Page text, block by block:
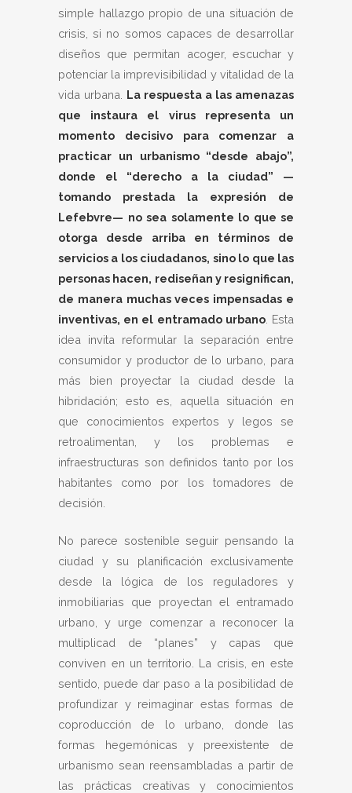
simple hallazgo propio de una situación de
crisis, si no somos capaces de desarrollar
diseños que permitan acoger, escuchar y
potenciar la imprevisibilidad y vitalidad de la
vida urbana. La respuesta a las amenazas
que instaura el virus representa un
momento decisivo para comenzar a
practicar un urbanismo “desde abajo”,
donde el “derecho a la ciudad” —
tomando prestada la expresión de
Lefebvre— no sea solamente lo que se
otorga desde arriba en términos de
servicios a los ciudadanos, sino lo que las
personas hacen, rediseñan y resignifican,
de manera muchas veces impensadas e
inventivas, en el entramado urbano. Esta
idea invita reformular la separación entre
consumidor y productor de lo urbano, para
más bien proyectar la ciudad desde la
hibridación; esto es, aquella situación en
que conocimientos expertos y legos se
retroalimentan, y los problemas e
infraestructuras son definidos tanto por los
habitantes como por los tomadores de
decisión.
No parece sostenible seguir pensando la
ciudad y su planificación exclusivamente
desde la lógica de los reguladores y
inmobiliarias que proyectan el entramado
urbano, y urge comenzar a reconocer la
multiplicad de “planes” y capas que
conviven en un territorio. La crisis, en este
sentido, puede dar paso a la posibilidad de
profundizar y reimaginar estas formas de
coproducción de lo urbano, donde las
formas hegemónicas y preexistente de
urbanismo sean reensambladas a partir de
las prácticas creativas y conocimientos